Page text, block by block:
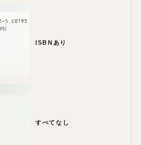
ISBNあり
すべてなし